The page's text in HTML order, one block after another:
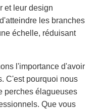
et leur design
les branches
échelle, réduisant
l'importance d'avoir
C'est pourquoi nous
perches élagueuses
Que vous